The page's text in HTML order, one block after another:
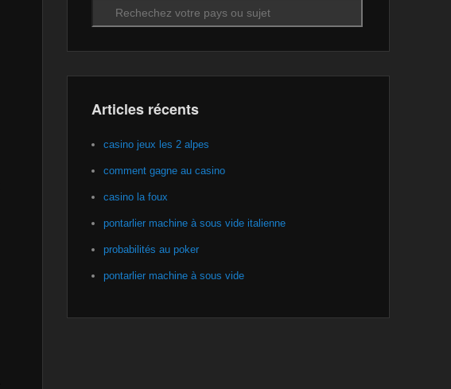
Recherche
Articles récents
casino jeux les 2 alpes
comment gagne au casino
casino la foux
pontarlier machine à sous vide italienne
probabilités au poker
pontarlier machine à sous vide